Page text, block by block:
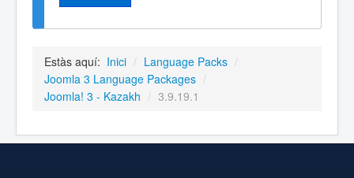
Estàs aquí: Inici / Language Packs /
Joomla 3 Language Packages /
Joomla! 3 - Kazakh / 3.9.19.1